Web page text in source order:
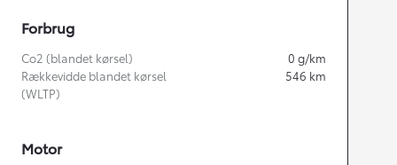
Forbrug
Co2 (blandet kørsel) 0 g/km
Rækkevidde blandet kørsel
(WLTP)
546 km
Motor